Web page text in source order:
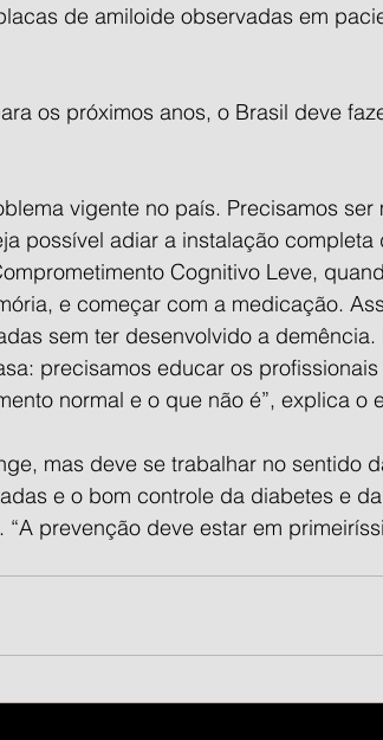
de amiloide observadas em
os próximos anos, o Brasil deve
vigente no país. Precisamos ser
possível adiar a instalação completa
Cognitivo Leve,
e começar com a medicação.
sem ter desenvolvido a demência.
precisamos educar os
normal e o que não é”, explica o
mas deve se trabalhar no sentido
e o bom controle da diabetes e
prevenção deve estar em